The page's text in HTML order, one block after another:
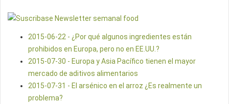
2015-06-22 - ¿Por qué algunos ingredientes están
prohibidos en Europa, pero no en EE.UU.?
2015-07-30 - Europa y Asia Pacífico tienen el mayor
mercado de aditivos alimentarios
2015-07-31 - El arsénico en el arroz ¿Es realmente un
problema?